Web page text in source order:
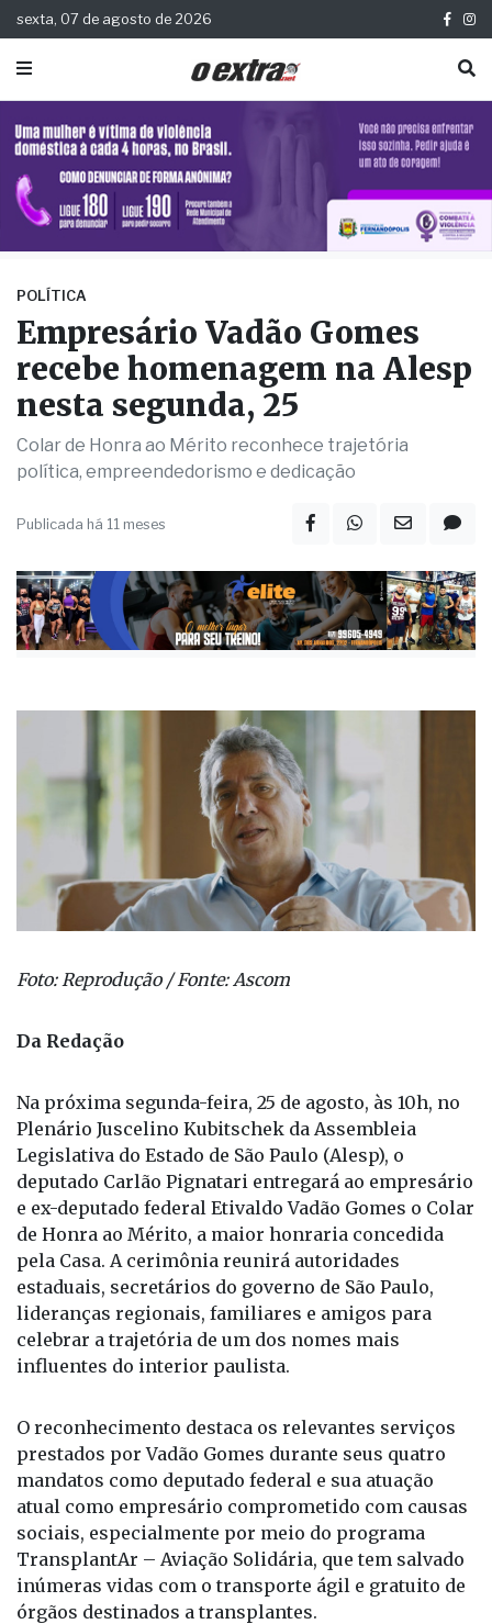
sexta, 07 de agosto de 2026
POLÍTICA
Empresário Vadão Gomes
recebe homenagem na Alesp
nesta segunda, 25
Colar de Honra ao Mérito reconhece trajetória
política, empreendedorismo e dedicação
Publicada há 11 meses
Foto: Reprodução / Fonte: Ascom
Da Redação
Na próxima segunda-feira, 25 de agosto, às 10h, no
Plenário Juscelino Kubitschek da Assembleia
Legislativa do Estado de São Paulo (Alesp), o
deputado Carlão Pignatari entregará ao empresário
e ex-deputado federal Etivaldo Vadão Gomes o Colar
de Honra ao Mérito, a maior honraria concedida
pela Casa. A cerimônia reunirá autoridades
estaduais, secretários do governo de São Paulo,
lideranças regionais, familiares e amigos para
celebrar a trajetória de um dos nomes mais
influentes do interior paulista.
O reconhecimento destaca os relevantes serviços
prestados por Vadão Gomes durante seus quatro
mandatos como deputado federal e sua atuação
atual como empresário comprometido com causas
sociais, especialmente por meio do programa
TransplantAr – Aviação Solidária, que tem salvado
inúmeras vidas com o transporte ágil e gratuito de
órgãos destinados a transplantes.